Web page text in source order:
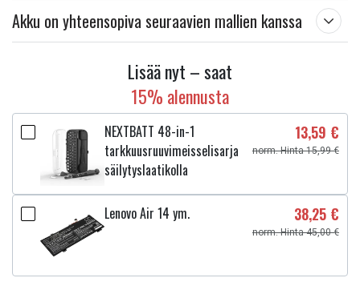
Akku on yhteensopiva seuraavien mallien kanssa
Lisää nyt – saat
15% alennusta
NEXTBATT 48-in-1
tarkkuusruuvimeisselisarja
säilytyslaatikolla
13,59 €
norm. Hinta 15,99 €
Lenovo Air 14 ym. 38,25 €
norm. Hinta 45,00 €